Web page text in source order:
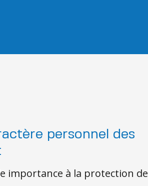
personnel des
importance à la protection de